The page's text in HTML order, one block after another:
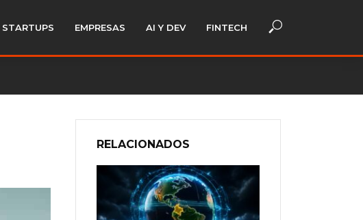
STARTUPS EMPRESAS AI Y DEV FINTECH
RELACIONADOS